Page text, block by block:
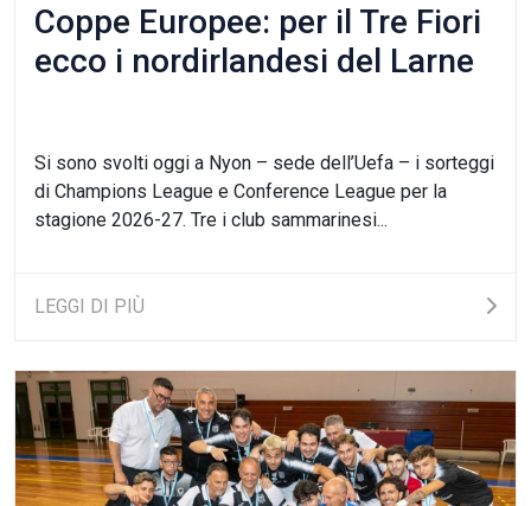
Coppe Europee: per il Tre Fiori
ecco i nordirlandesi del Larne
Si sono svolti oggi a Nyon – sede dell’Uefa – i sorteggi
di Champions League e Conference League per la
stagione 2026-27. Tre i club sammarinesi...
LEGGI DI PIÙ